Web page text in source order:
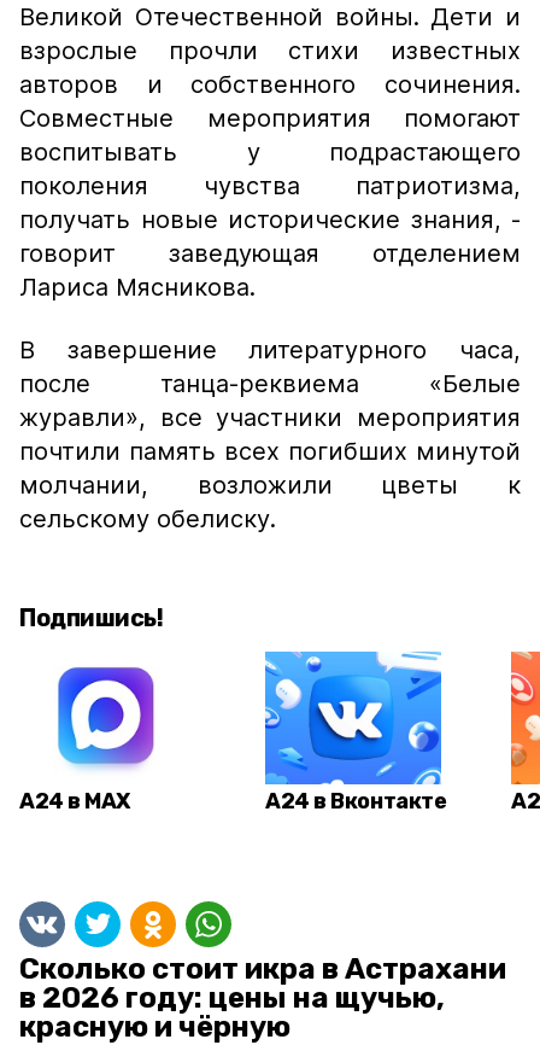
Великой Отечественной войны. Дети и
взрослые прочли стихи известных
авторов и собственного сочинения.
Совместные мероприятия помогают
воспитывать у подрастающего
поколения чувства патриотизма,
получать новые исторические знания, -
говорит заведующая отделением
Лариса Мясникова.
В завершение литературного часа,
после танца-реквиема «Белые
журавли», все участники мероприятия
почтили память всех погибших минутой
молчании, возложили цветы к
сельскому обелиску.
Подпишись!
А24 в MAX А24 в Вконтакте
Сколько стоит икра в Астрахани
в 2026 году: цены на щучью,
красную и чёрную